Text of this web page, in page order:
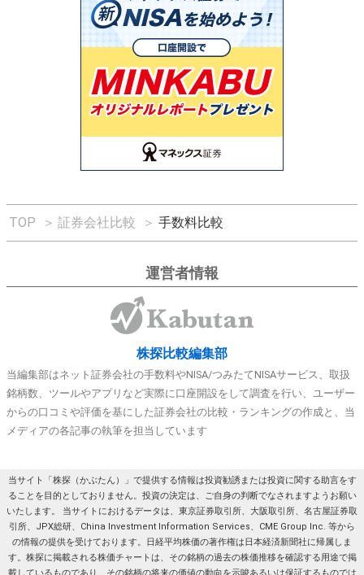
TOP ＞ 証券会社比較 ＞ 手数料比較
運営者情報
株探比較編集部
当編集部はネット証券会社の手数料やNISA/つみたてNISAサービス、取扱
銘柄数、ツールやアプリなど実際に口座開設をして調査を行い、ユーザー
からの口コミや評価を基にした証券会社の比較・ランキングの作成と、当
メディアの各記事の執筆を担当しています
当サイト「株探（かぶたん）」で提供する情報は投資勧誘または投資に関する助言をす
ることを目的としておりません。投資の決定は、ご自身の判断でなされますようお願い
いたします。 当サイトにおけるデータは、東京証券取引所、大阪取引所、名古屋証券取
引所、JPX総研、China Investment Information Services、CME Group Inc. 等から
の情報の提供を受けております。日経平均株価の著作権は日本経済新聞社に帰属しま
す。株探に掲載される株価チャートは、その銘柄の過去の株価推移を確認する用途で掲